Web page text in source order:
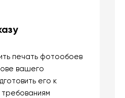
печать фотообоев
вашего
его к